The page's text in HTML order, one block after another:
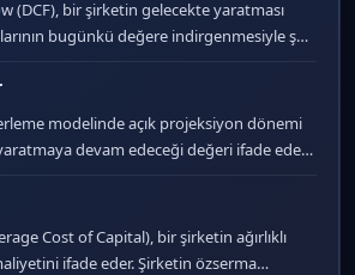
(DCF), bir şirketin gelecekte yaratması
bugünkü değere indirgenmesiyle ş…
modelinde açık projeksiyon dönemi
devam edeceği değeri ifade ede…
Cost of Capital), bir şirketin ağırlıklı
ifade eder. Şirketin özserma…